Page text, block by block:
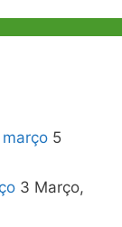
5
3 Março,